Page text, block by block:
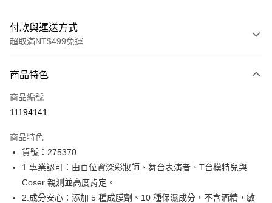
付款與運送方式
超取滿NT$499免運
icash Pay
信用卡一次付款
LINE Pay
Apple Pay
街口支付
商品特色
商品編號
11194141
商品特色
貨號：275370
1.專業認可：由百位資深彩妝師、舞台表演者、T台模特兒與
Coser 親測並高度肯定。
2.成分安心：添加 5 種成膜劑、10 種保濕成分，不含酒精，敏